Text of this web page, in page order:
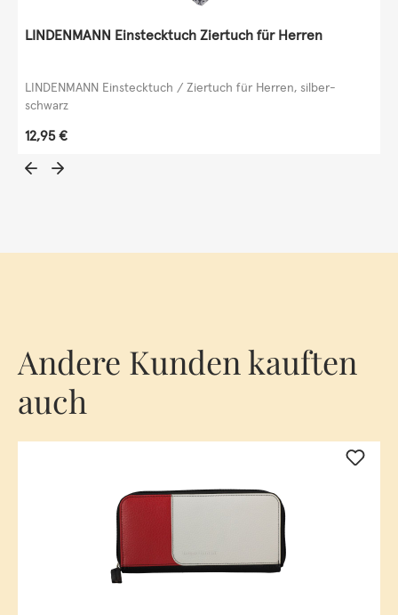
LINDENMANN Einstecktuch Ziertuch für Herren
LINDENMANN Einstecktuch / Ziertuch für Herren, silber-
schwarz
Regulärer Preis:
12,95 €
Andere Kunden kauften
auch